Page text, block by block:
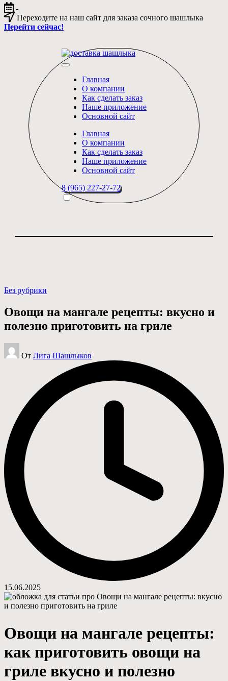
Перейти
к
содержимому
-
Переходите на наш сайт для заказа сочного шашлыка
Перейти сейчас!
Блог
шашлыков"
Короли
мастера
доставки
Москве
Главная
О компании
Как сделать заказ
Наше приложение
Основной сайт
Главная
О компании
Как сделать заказ
Наше приложение
Основной сайт
8 (965) 227-27-72
Опубликовано
Без рубрики
Овощи на мангале рецепты: вкусно и
полезно приготовить на гриле
Запись
от
От Лига Шашлыков
15.06.2025
Овощи на мангале рецепты:
как приготовить овощи на
гриле вкусно и полезно